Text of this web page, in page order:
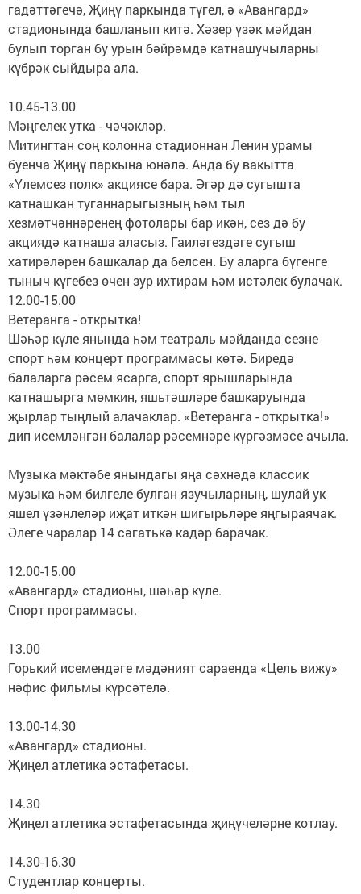
гадәттәгечә, Җиңү паркында түгел, ә «Авангард»
стадионында башланып китә. Хәзер үзәк мәйдан
булып торган бу урын бәйрәмдә катнашучыларны
күбрәк сыйдыра ала.
10.45-13.00
Мәңгелек утка - чәчәкләр.
Митингтан соң колонна стадионнан Ленин урамы
буенча Җиңү паркына юнәлә. Анда бу вакытта
«Үлемсез полк» акциясе бара. Әгәр дә сугышта
катнашкан туганнарыгызның һәм тыл
хезмәтчәннәренең фотолары бар икән, сез дә бу
акциядә катнаша аласыз. Гаиләгездәге сугыш
хатирәләрен башкалар да белсен. Бу аларга бүгенге
тыныч күгебез өчен зур ихтирам һәм истәлек булачак.
12.00-15.00
Ветеранга - открытка!
Шәһәр күле янында һәм театраль мәйданда сезне
спорт һәм концерт программасы көтә. Биредә
балаларга рәсем ясарга, спорт ярышларында
катнашырга мөмкин, яшьтәшләре башкаруында
җырлар тыңлый алачаклар. «Ветеранга - открытка!»
дип исемләнгән балалар рәсемнәре күргәзмәсе ачыла.
Музыка мәктәбе янындагы яңа сәхнәдә классик
музыка һәм билгеле булган язучыларның, шулай ук
яшел үзәнлеләр иҗат иткән шигырьләре яңгыраячак.
Әлеге чаралар 14 сәгатькә кадәр барачак.
12.00-15.00
«Авангард» стадионы, шәһәр күле.
Спорт программасы.
13.00
Горький исемендәге мәдәният сараенда «Цель вижу»
нәфис фильмы күрсәтелә.
13.00-14.30
«Авангард» стадионы.
Җиңел атлетика эстафетасы.
14.30
Җиңел атлетика эстафетасында җиңүчеләрне котлау.
14.30-16.30
Студентлар концерты.